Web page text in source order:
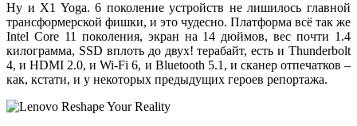
Ну и X1 Yoga. 6 поколение устройств не лишилось главной
трансформерской фишки, и это чудесно. Платформа всё так же
Intel Core 11 поколения, экран на 14 дюймов, вес почти 1.4
килограмма, SSD вплоть до двух! терабайт, есть и Thunderbolt
4, и HDMI 2.0, и Wi-Fi 6, и Bluetooth 5.1, и сканер отпечатков –
как, кстати, и у некоторых предыдущих героев репортажа.